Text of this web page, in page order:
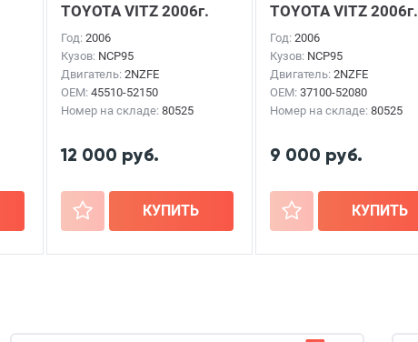
TOYOTA VITZ 2006г.
Год: 2006
Кузов: NCP95
Двигатель: 2NZFE
OEM: 45510-52150
Номер на складе: 80525
12 000 руб.
+ КУПИТЬ
TOYOTA VITZ 2006г.
Год: 2006
Кузов: NCP95
Двигатель: 2NZFE
OEM: 37100-52080
Номер на складе: 80525
9 000 руб.
+ КУПИТЬ